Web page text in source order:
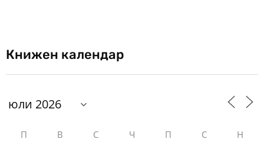
Книжен календар
П В С Ч П С Н